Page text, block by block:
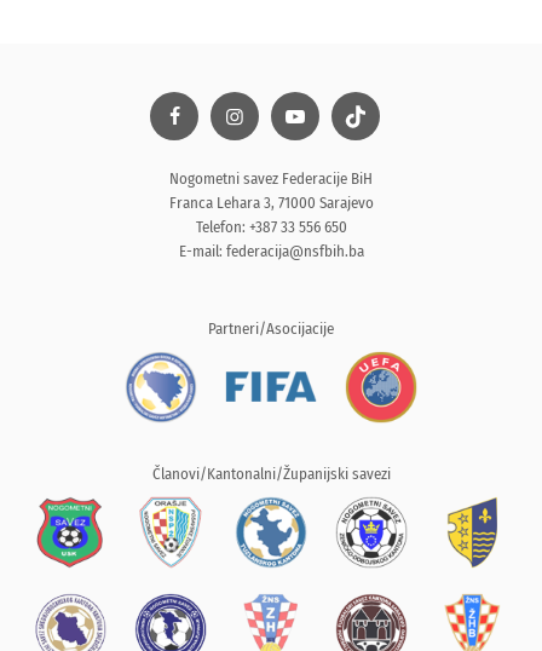
Nogometni savez Federacije BiH
Franca Lehara 3, 71000 Sarajevo
Telefon: +387 33 556 650
E-mail: federacija@nsfbih.ba
Partneri/Asocijacije
Članovi/Kantonalni/Županijski savezi